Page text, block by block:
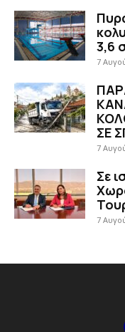
3,6
7
ΣΕ
7
Σε
7